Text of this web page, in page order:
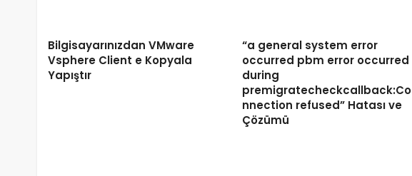
Bilgisayarınızdan VMware
Vsphere Client e Kopyala
Yapıştır
“a general system error
occurred pbm error occurred
during
premigratecheckcallback:Co
nnection refused” Hatası ve
Çözümü